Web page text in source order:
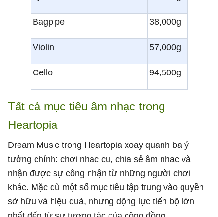
Bagpipe 38,000g
Violin 57,000g
Cello 94,500g
Tất cả mục tiêu âm nhạc trong
Heartopia
Dream Music trong Heartopia xoay quanh ba ý
tưởng chính: chơi nhạc cụ, chia sẻ âm nhạc và
nhận được sự công nhận từ những người chơi
khác. Mặc dù một số mục tiêu tập trung vào quyền
sở hữu và hiệu quả, nhưng động lực tiến bộ lớn